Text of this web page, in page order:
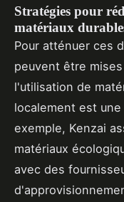
Stratégies pour
matériaux
Pour atténuer ces
peuvent être
l'utilisation de
localement est
exemple, Kenzai
matériaux
avec des